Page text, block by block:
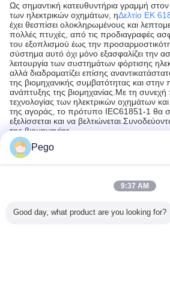
Ως σημαντική κατευθυντήρια γραμμή
των ηλεκτρικών οχημάτων, ηΔελτίο ΕΚ
έχει θεσπίσει ολοκληρωμένους και
πολλές πτυχές, από τις προδιαγραφές
του εξοπλισμού έως την
σύστημα αυτό όχι μόνο εξασφαλίζει την
λειτουργία των συστημάτων φόρτισης
αλλά διαδραματίζει επίσης
της βιομηχανικής συμβατότητας και
ανάπτυξης της βιομηχανίας.Με τη
τεχνολογίας των ηλεκτρικών οχημάτων
της αγοράς, το πρότυπο IEC61851-1 θα
εξελίσσεται και να
της βιομηχανίας.
Recommended Products
Pego
9:37 AM
Good day, what product are you looking for?